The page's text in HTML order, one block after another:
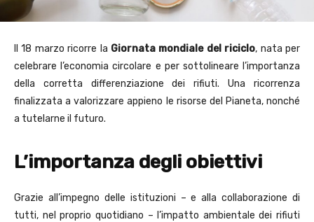
Il 18 marzo ricorre la Giornata mondiale del riciclo, nata per
celebrare l’economia circolare e per sottolineare l’importanza
della corretta differenziazione dei rifiuti. Una ricorrenza
finalizzata a valorizzare appieno le risorse del Pianeta, nonché
a tutelarne il futuro.
L’importanza degli obiettivi
Grazie all’impegno delle istituzioni – e alla collaborazione di
tutti, nel proprio quotidiano – l’impatto ambientale dei rifiuti